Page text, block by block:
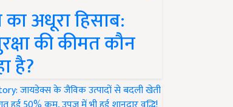
अधूरा हिसाब:
की कीमत कौन
है?